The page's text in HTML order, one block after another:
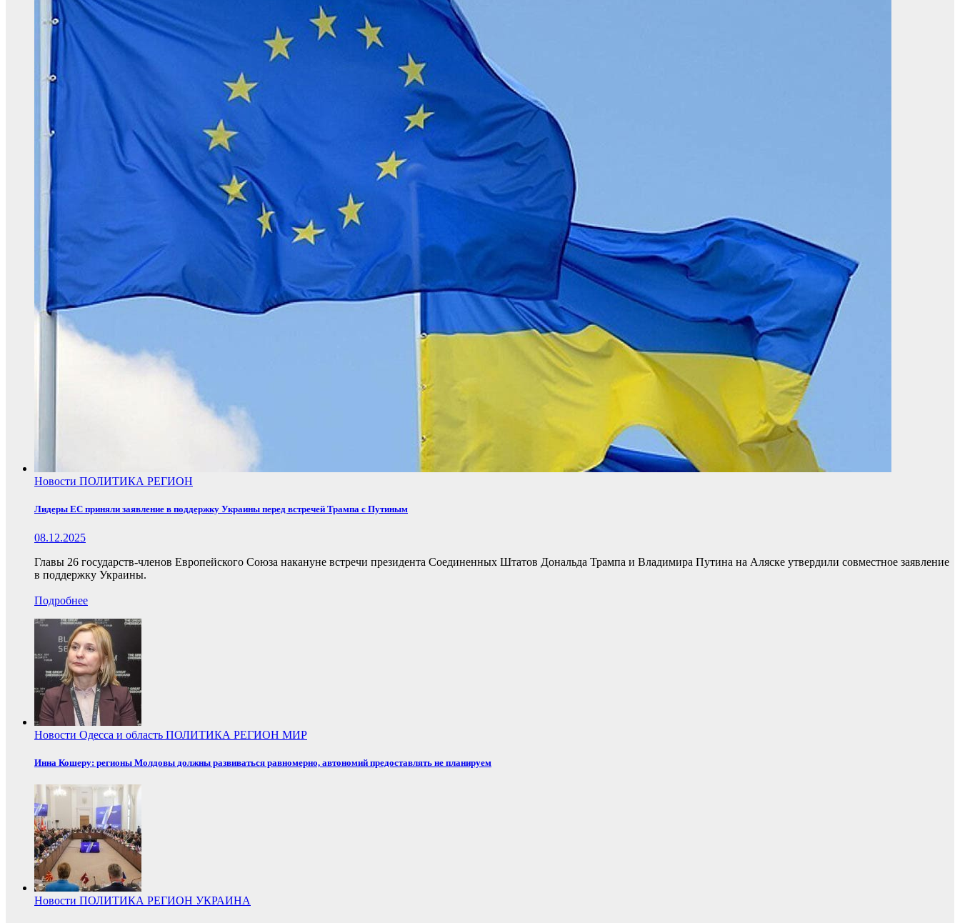
Новости ПОЛИТИКА РЕГИОН
Лидеры ЕС приняли заявление в поддержку Украины перед встречей Трампа с Путиным
08.12.2025
Главы 26 государств-членов Европейского Союза накануне встречи президента Соединенных Штатов Дональда Трампа и Владимира Путина на Аляске утвердили совместное заявление
в поддержку Украины.
Подробнее
Новости Одесса и область ПОЛИТИКА РЕГИОН МИР
Инна Кошеру: регионы Молдовы должны развиваться равномерно, автономий предоставлять не планируем
Новости ПОЛИТИКА РЕГИОН УКРАИНА